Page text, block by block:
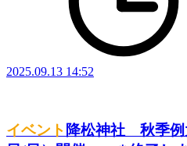
2025.09.13 14:52
イベント 降松神社 秋季